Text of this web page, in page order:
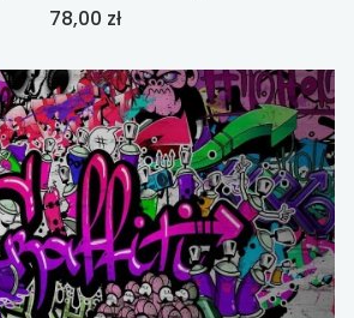
Cena
78,00 zł